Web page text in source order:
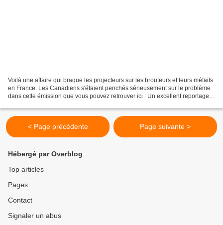
Voilà une affaire qui braque les projecteurs sur les brouteurs et leurs méfaits
en France. Les Canadiens s'étaient penchés sérieusement sur le problème
dans cette émission que vous pouvez retrouver ici : Un excellent reportage
< Page précédente Page suivante >
Hébergé par Overblog
Top articles
Pages
Contact
Signaler un abus